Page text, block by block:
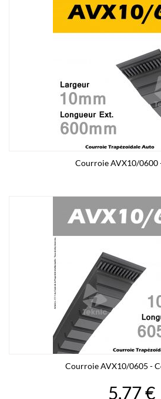
Courroie AVX10/0600
Courroie AVX10/0605 -
5,77 €